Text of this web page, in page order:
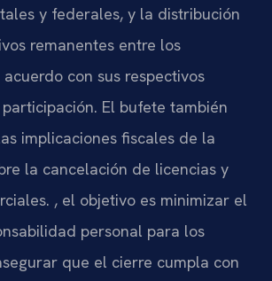
y federales, y la distribución
remanentes entre los
con sus respectivos
El bufete también
implicaciones fiscales de la
la cancelación de licencias y
, el objetivo es minimizar el
personal para los
que el cierre cumpla con